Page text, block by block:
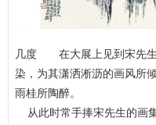
几度 在大展上见到宋先生
染，为其潇洒淅沥的画风所
雨桂所陶醉。
从此时常手捧宋先生的画